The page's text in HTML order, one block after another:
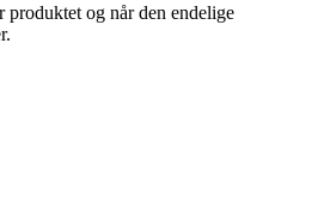
og når den endelige